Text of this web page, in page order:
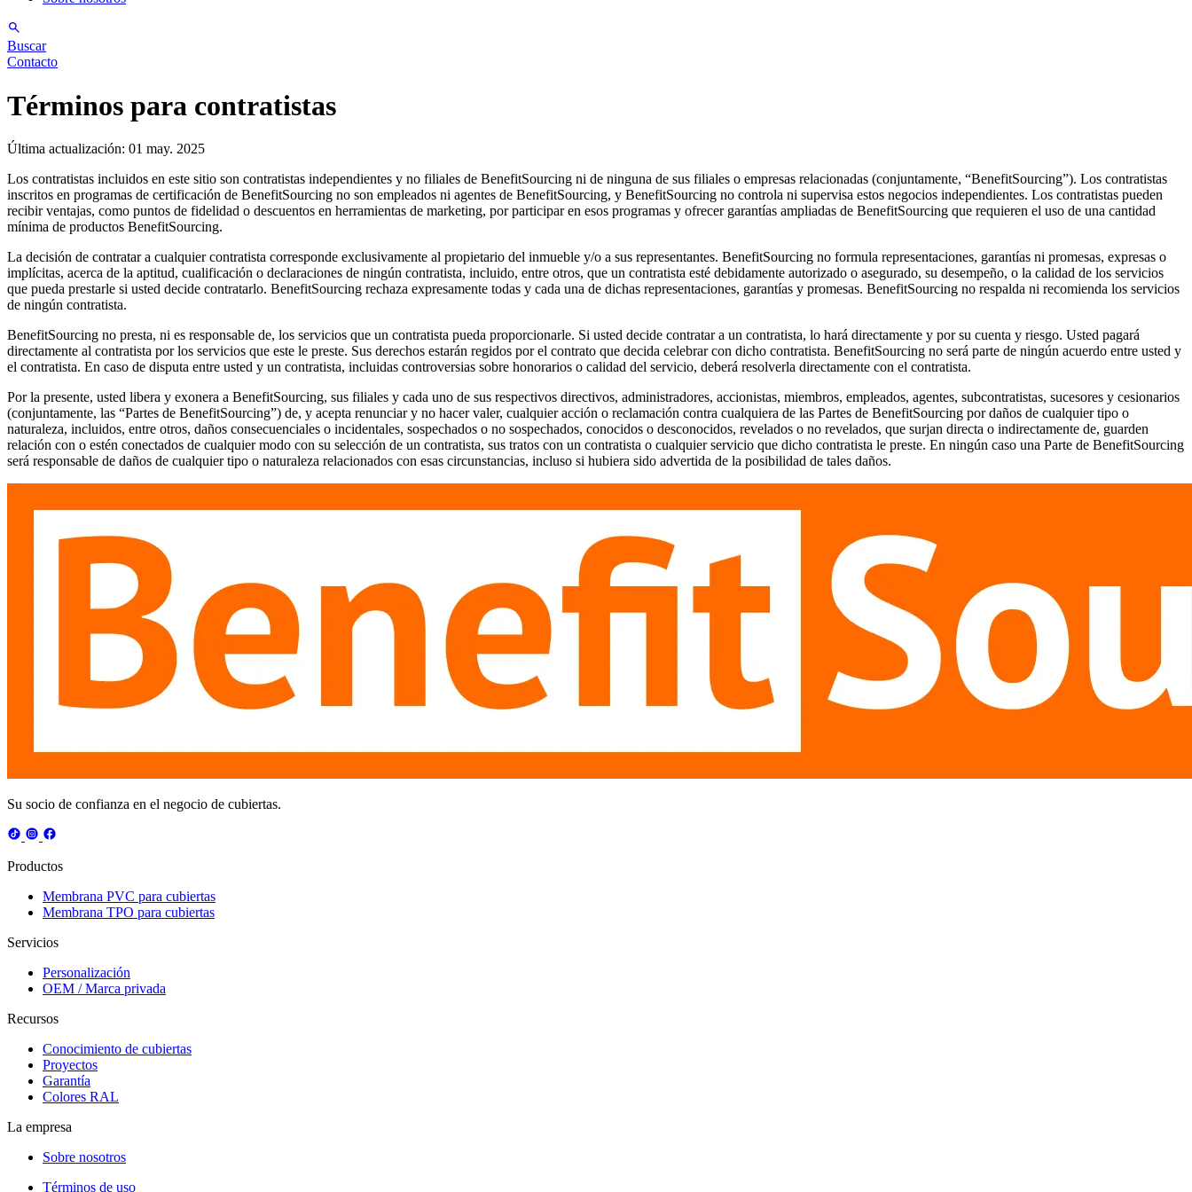
Buscar
Contacto
Términos para contratistas
Última actualización: 01 may. 2025
Los contratistas incluidos en este sitio son contratistas independientes y no filiales de BenefitSourcing ni de ninguna de sus filiales o empresas relacionadas (conjuntamente, “BenefitSourcing”). Los contratistas
inscritos en programas de certificación de BenefitSourcing no son empleados ni agentes de BenefitSourcing, y BenefitSourcing no controla ni supervisa estos negocios independientes. Los contratistas pueden
recibir ventajas, como puntos de fidelidad o descuentos en herramientas de marketing, por participar en esos programas y ofrecer garantías ampliadas de BenefitSourcing que requieren el uso de una cantidad
mínima de productos BenefitSourcing.
La decisión de contratar a cualquier contratista corresponde exclusivamente al propietario del inmueble y/o a sus representantes. BenefitSourcing no formula representaciones, garantías ni promesas, expresas o
implícitas, acerca de la aptitud, cualificación o declaraciones de ningún contratista, incluido, entre otros, que un contratista esté debidamente autorizado o asegurado, su desempeño, o la calidad de los servicios
que pueda prestarle si usted decide contratarlo. BenefitSourcing rechaza expresamente todas y cada una de dichas representaciones, garantías y promesas. BenefitSourcing no respalda ni recomienda los servicios
de ningún contratista.
BenefitSourcing no presta, ni es responsable de, los servicios que un contratista pueda proporcionarle. Si usted decide contratar a un contratista, lo hará directamente y por su cuenta y riesgo. Usted pagará
directamente al contratista por los servicios que este le preste. Sus derechos estarán regidos por el contrato que decida celebrar con dicho contratista. BenefitSourcing no será parte de ningún acuerdo entre usted y
el contratista. En caso de disputa entre usted y un contratista, incluidas controversias sobre honorarios o calidad del servicio, deberá resolverla directamente con el contratista.
Por la presente, usted libera y exonera a BenefitSourcing, sus filiales y cada uno de sus respectivos directivos, administradores, accionistas, miembros, empleados, agentes, subcontratistas, sucesores y cesionarios
(conjuntamente, las “Partes de BenefitSourcing”) de, y acepta renunciar y no hacer valer, cualquier acción o reclamación contra cualquiera de las Partes de BenefitSourcing por daños de cualquier tipo o
naturaleza, incluidos, entre otros, daños consecuenciales o incidentales, sospechados o no sospechados, conocidos o desconocidos, revelados o no revelados, que surjan directa o indirectamente de, guarden
relación con o estén conectados de cualquier modo con su selección de un contratista, sus tratos con un contratista o cualquier servicio que dicho contratista le preste. En ningún caso una Parte de BenefitSourcing
será responsable de daños de cualquier tipo o naturaleza relacionados con esas circunstancias, incluso si hubiera sido advertida de la posibilidad de tales daños.
Su socio de confianza en el negocio de cubiertas.
Productos
Membrana PVC para cubiertas
Membrana TPO para cubiertas
Servicios
Personalización
OEM / Marca privada
Recursos
Conocimiento de cubiertas
Proyectos
Garantía
Colores RAL
La empresa
Sobre nosotros
Términos de uso